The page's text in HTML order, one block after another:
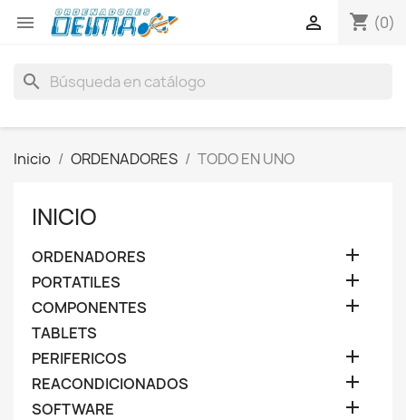
 shopping_cart (0)

search
Inicio ORDENADORES TODO EN UNO
INICIO
ORDENADORES 
PORTATILES 
COMPONENTES 
TABLETS
PERIFERICOS

REACONDICIONADOS 
SOFTWARE 